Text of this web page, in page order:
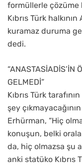
formüllerle
Kıbrıs Türk
kuramaz duruma
dedi.
“ANASTASİADİS’İN
GELMEDİ”
Kıbrıs Türk
şey
Erhürman, “Hiç
konuşun, belki
da, hiç olmazsa şu
anki statüko Kıbrıs